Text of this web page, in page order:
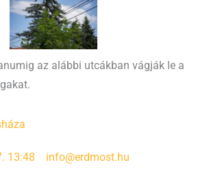
az alábbi utcákban vágják le a
13:48 info@erdmost.hu